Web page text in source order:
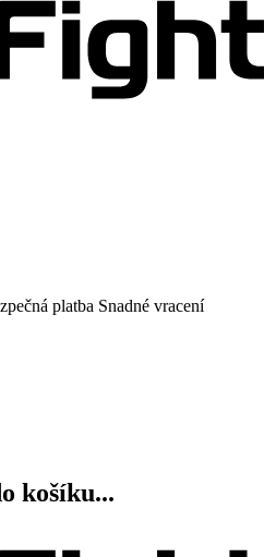
platba Snadné vracení
košíku...